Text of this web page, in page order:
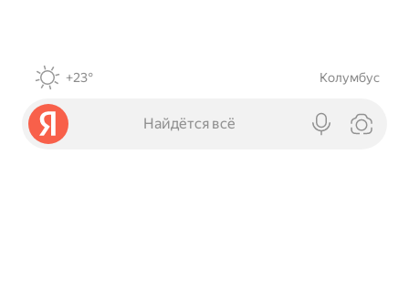
+23° Колумбус
Найдётся всё